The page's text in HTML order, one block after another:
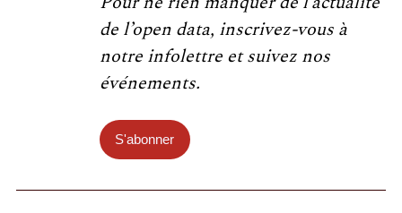
de l’open data, inscrivez-vous à
notre infolettre et suivez nos
événements.
S'abonner